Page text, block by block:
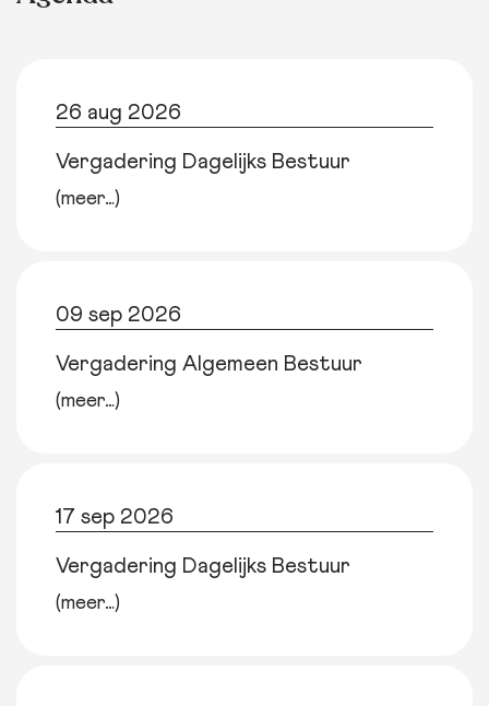
26 aug 2026
Vergadering Dagelijks Bestuur
(meer…)
09 sep 2026
Vergadering Algemeen Bestuur
(meer…)
17 sep 2026
Vergadering Dagelijks Bestuur
(meer…)